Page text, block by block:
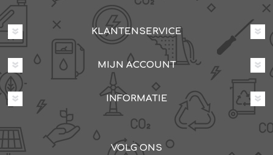
KLANTENSERVICE
MIJN ACCOUNT
INFORMATIE
VOLG ONS